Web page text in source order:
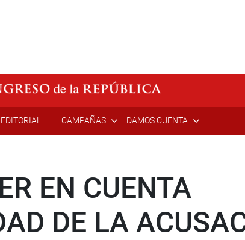
EDITORIAL CAMPAÑAS DAMOS CUENTA
EN CUENTA
DE LA